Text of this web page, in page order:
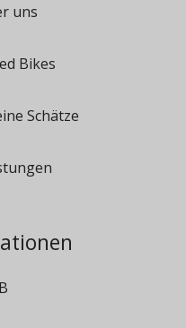
uns
Bikes
Schätze